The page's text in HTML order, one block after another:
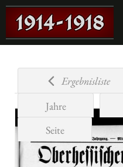
Ergebnisliste
Jahre
Seite